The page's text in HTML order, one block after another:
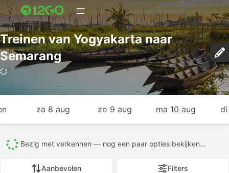
Treinen van Yogyakarta naar
Semarang
za 8 aug zo 9 aug ma 10 aug di
Bijna klaar — nog even je beste matches selecteren...
Aanbevolen Filters